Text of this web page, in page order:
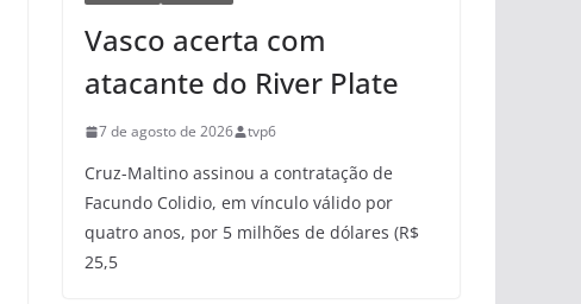
Vasco acerta com
atacante do River Plate
7 de agosto de 2026 tvp6
Cruz-Maltino assinou a contratação de
Facundo Colidio, em vínculo válido por
quatro anos, por 5 milhões de dólares (R$
25,5